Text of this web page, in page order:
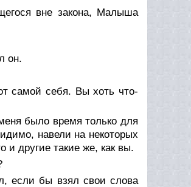
вне закона, Малыша
он.
самой себя. Вы хоть что-
было время только для
навели на некоторых
и другие такие же, как вы.
если бы взял свои слова